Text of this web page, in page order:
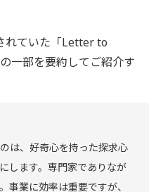
れていた「Letter to
一部を要約してご紹介す
は、好奇心を持った探求心
します。専門家でありなが
事業に効率は重要ですが、